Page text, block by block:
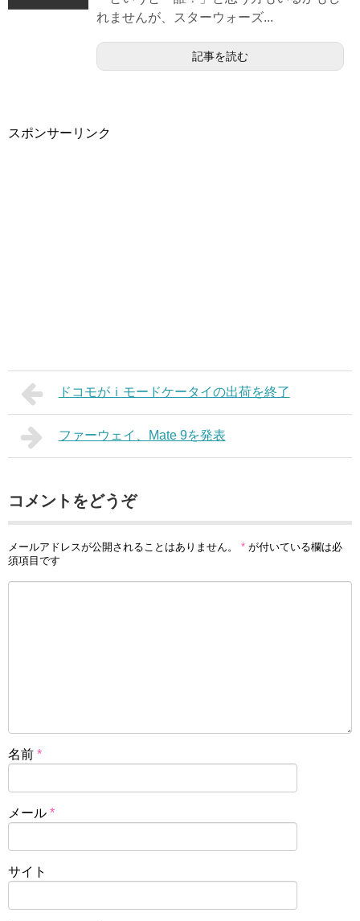
れませんが、スターウォーズ...
記事を読む
スポンサーリンク
ドコモがｉモードケータイの出荷を終了
ファーウェイ、Mate 9を発表
コメントをどうぞ
メールアドレスが公開されることはありません。 * が付いている欄は必
須項目です
名前 *
メール *
サイト